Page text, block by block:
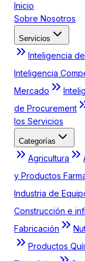
Inicio
Sobre Nosotros
Servicios
Inteligencia
Inteligencia
Mercado
de Procurement
los Servicios
Categorías
Agricultura
y Productos
Industria de
Construcción e
Fabricación
Productos